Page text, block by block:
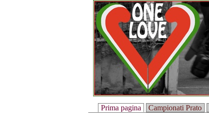
Prima pagina Campionati Prato